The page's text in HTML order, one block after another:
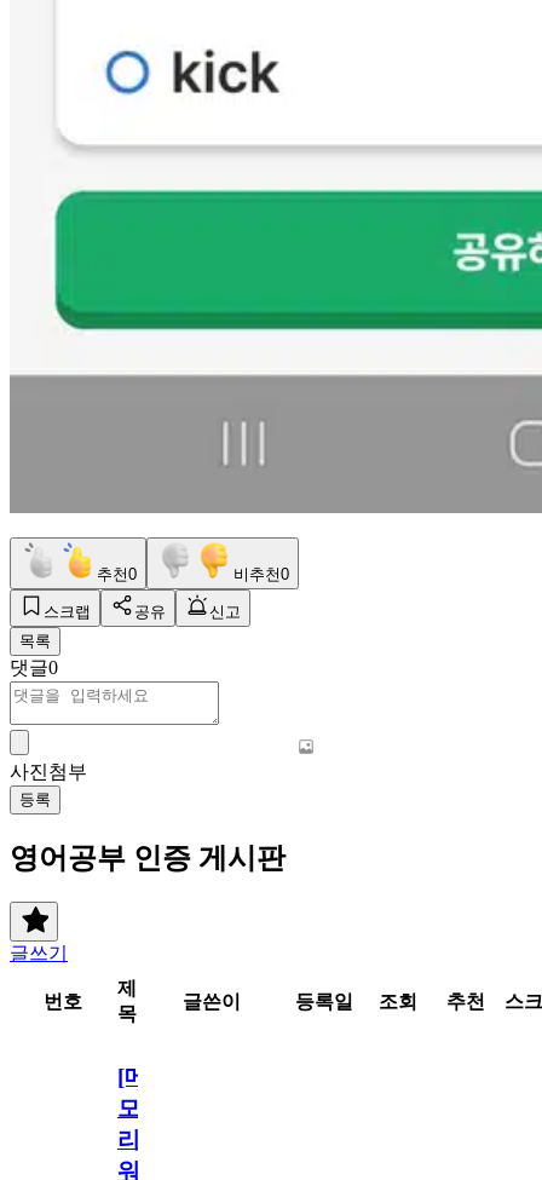
추천0 비추천0
스크랩 공유
신고
목록
댓글0
사진첨부
등록
영어공부 인증 게시판
글쓰기
번호
제
목
글쓴이 등록일 조회 추천 스
[메
모
리
워